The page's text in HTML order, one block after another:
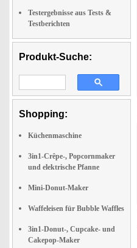
Testergebnisse aus Tests &
Testberichten
Produkt-Suche:
Shopping:
Küchenmaschine
3in1-Crêpe-, Popcornmaker
und elektrische Pfanne
Mini-Donut-Maker
Waffeleisen für Bubble Waffles
3in1-Donut-, Cupcake- und
Cakepop-Maker